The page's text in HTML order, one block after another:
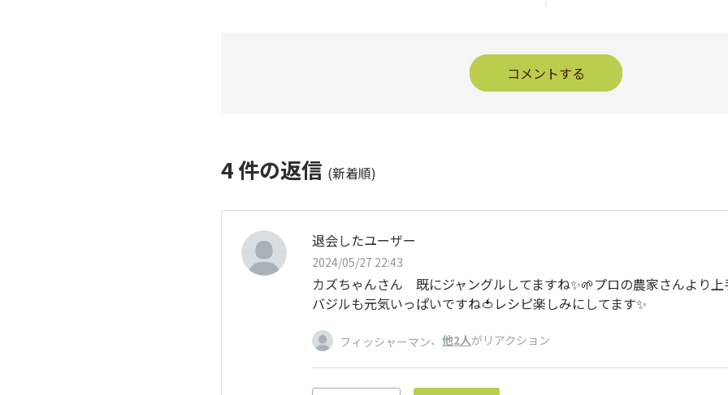
コメントする
4件の返信 (新着順)
退会したユーザー
2024/05/27 22:43
カズちゃんさん 既にジャングルしてますね✨🌱プロの農家さんより
バジルも元気いっぱいですね🍅レシピ楽しみにしてます✨
フィッシャーマン、 他2人がリアクション